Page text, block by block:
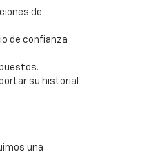
de
de confianza
su historial
una